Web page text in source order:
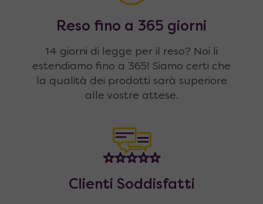
Reso fino a 365 giorni
14 giorni di legge per il reso? Noi li
estendiamo fino a 365! Siamo certi che
la qualità dei prodotti sarà superiore
alle vostre attese.
Clienti Soddisfatti